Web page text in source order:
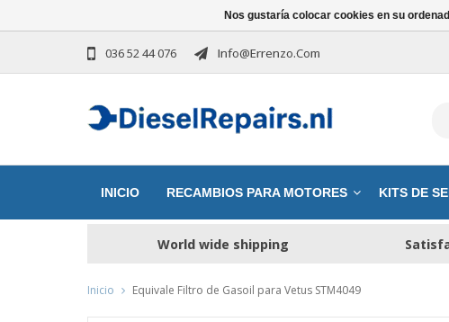
036 52 44 076 Info@errenzo.com
INICIO RECAMBIOS PARA MOTORES KITS DE
World wide shipping
Inicio Equivale Filtro de Gasoil para Vetus STM4049
Nos gustaría colocar cookies en su